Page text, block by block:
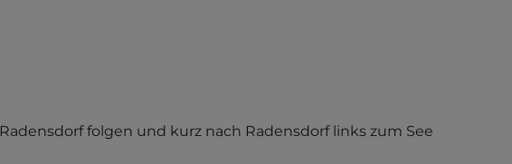
folgen und kurz nach Radensdorf links zum See